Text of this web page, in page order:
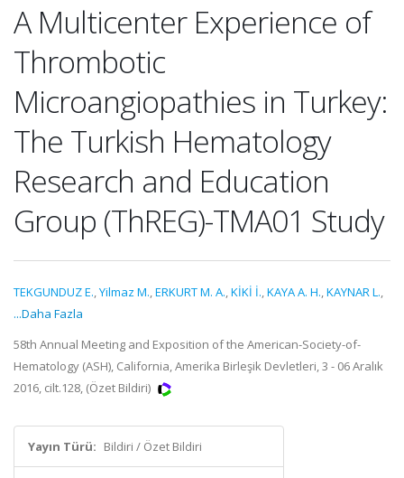
A Multicenter Experience of
Thrombotic
Microangiopathies in Turkey:
The Turkish Hematology
Research and Education
Group (ThREG)-TMA01 Study
TEKGUNDUZ E.,Yilmaz M.,ERKURT M. A.,KİKİ İ.,KAYA A. H.,KAYNAR L.,
...Daha Fazla
58th Annual Meeting and Exposition of the American-Society-of-
Hematology (ASH), California, Amerika Birleşik Devletleri, 3 - 06 Aralık
2016, cilt.128, (Özet Bildiri)
Yayın Türü: Bildiri / Özet Bildiri